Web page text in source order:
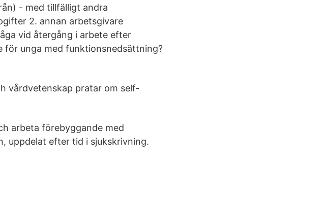
- med tillfälligt andra
2. annan arbetsgivare
vid återgång i arbete efter
för unga med funktionsnedsättning?
vårdvetenskap pratar om self-
arbeta förebyggande med
uppdelat efter tid i sjukskrivning.